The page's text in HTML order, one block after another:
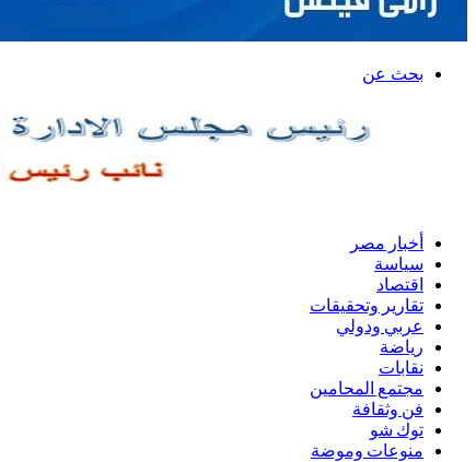
بحث عن
أخبار مصر
سياسة
اقتصاد
تقارير وتحقيقات
عربي ودولي
رياضة
نقابات
مجتمع المحامين
فن وثقافة
توك شو
منوعات وموضة